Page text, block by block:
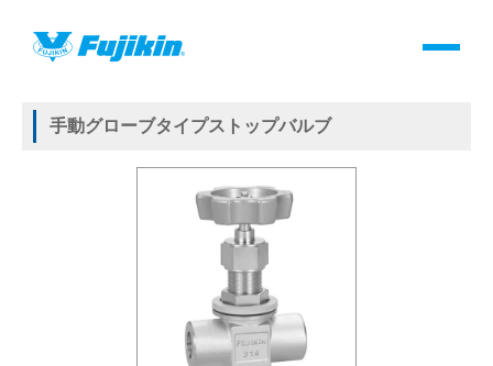
製品情報
バルブ・継手・システムを探す
製品カタログダウンロード
HOME 製品情報
手動グローブタイプストップバルブ